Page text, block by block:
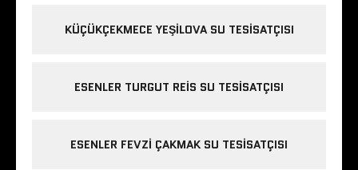
KÜÇÜKÇEKMECE YEŞILOVA SU TESISATÇISI
ESENLER TURGUT REIS SU TESISATÇISI
ESENLER FEVZI ÇAKMAK SU TESISATÇISI